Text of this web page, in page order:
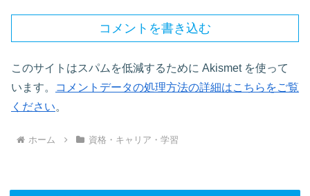
コメントを書き込む
このサイトはスパムを低減するために Akismet を使って
います。
コメントデータの処理方法の詳細はこちらをご覧
ください。
ホーム 資格・キャリア・学習